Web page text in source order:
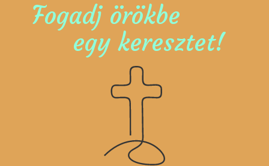
Fogadj örökbe
egy keresztet!